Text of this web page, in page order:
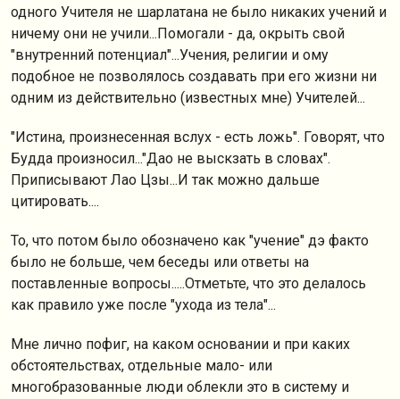
одного Учителя не шарлатана не было никаких учений и
ничему они не учили...Помогали - да, окрыть свой
"внутренний потенциал"...Учения, религии и ому
подобное не позволялось создавать при его жизни ни
одним из действительно (известных мне) Учителей...
"Истина, произнесенная вслух - есть ложь". Говорят, что
Будда произносил..."Дао не выскзать в словах".
Приписывают Лао Цзы...И так можно дальше
цитировать....
То, что потом было обозначено как "учение" дэ факто
было не больше, чем беседы или ответы на
поставленные вопросы.....Отметьте, что это делалось
как правило уже после "ухода из тела"...
Мне лично пофиг, на каком основании и при каких
обстоятельствах, отдельные мало- или
многобразованные люди облекли это в систему и